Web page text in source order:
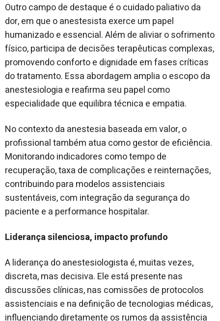
Outro campo de destaque é o cuidado paliativo da
dor, em que o anestesista exerce um papel
humanizado e essencial. Além de aliviar o sofrimento
físico, participa de decisões terapêuticas complexas,
promovendo conforto e dignidade em fases críticas
do tratamento. Essa abordagem amplia o escopo da
anestesiologia e reafirma seu papel como
especialidade que equilibra técnica e empatia.
No contexto da anestesia baseada em valor, o
profissional também atua como gestor de eficiência.
Monitorando indicadores como tempo de
recuperação, taxa de complicações e reinternações,
contribuindo para modelos assistenciais
sustentáveis, com integração da segurança do
paciente e a performance hospitalar.
Liderança silenciosa, impacto profundo
A liderança do anestesiologista é, muitas vezes,
discreta, mas decisiva. Ele está presente nas
discussões clínicas, nas comissões de protocolos
assistenciais e na definição de tecnologias médicas,
influenciando diretamente os rumos da assistência